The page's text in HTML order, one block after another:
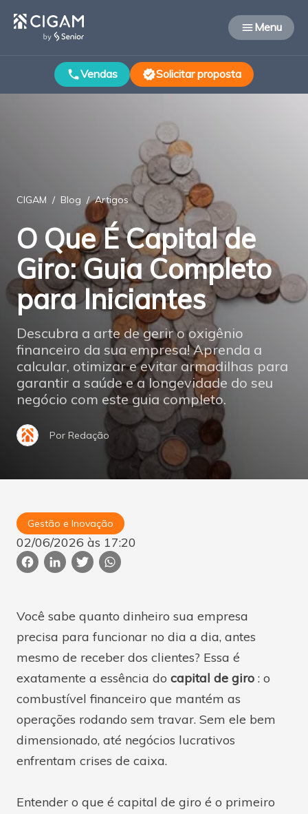
menuMenu
phoneVendas verifiedSolicitar proposta
CIGAM / Blog /Artigos
O Que É Capital de
Giro: Guia Completo
para Iniciantes
Descubra a arte de gerir o oxigênio
financeiro da sua empresa! Aprenda a
calcular, otimizar e evitar armadilhas para
garantir a saúde e a longevidade do seu
negócio com este guia completo.
Por Redação
Gestão e Inovação
02/06/2026 às 17:20
facebook
Você sabe quanto dinheiro sua empresa
precisa para funcionar no dia a dia, antes
mesmo de receber dos clientes? Essa é
exatamente a essência do capital de giro : o
combustível financeiro que mantém as
operações rodando sem travar. Sem ele bem
dimensionado, até negócios lucrativos
enfrentam crises de caixa.
Entender o que é capital de giro é o primeiro